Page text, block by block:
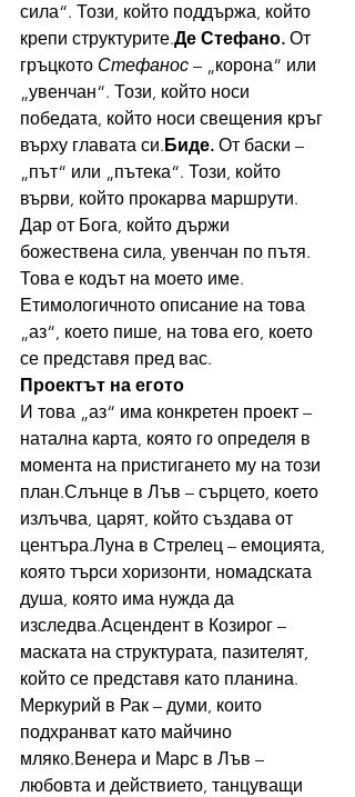
сила“. Този, който поддържа, който
крепи структурите.Де Стефано. От
гръцкото Стефанос – „корона“ или
„увенчан“. Този, който носи
победата, който носи свещения кръг
върху главата си.Биде. От баски –
„път“ или „пътека“. Този, който
върви, който прокарва маршрути.
Дар от Бога, който държи
божествена сила, увенчан по пътя.
Това е кодът на моето име.
Етимологичното описание на това
„аз“, което пише, на това его, което
се представя пред вас.
Проектът на егото
И това „аз“ има конкретен проект –
натална карта, която го определя в
момента на пристигането му на този
план.Слънце в Лъв – сърцето, което
излъчва, царят, който създава от
центъра.Луна в Стрелец – емоцията,
която търси хоризонти, номадската
душа, която има нужда да
изследва.Асцендент в Козирог –
маската на структурата, пазителят,
който се представя като планина.
Меркурий в Рак – думи, които
подхранват като майчино
мляко.Венера и Марс в Лъв –
любовта и действието, танцуващи